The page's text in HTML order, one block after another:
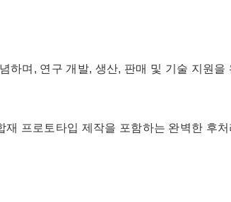
하며, 연구 개발, 생산, 판매 및 기술 지원을
프로토타입 제작을 포함하는 완벽한 후처